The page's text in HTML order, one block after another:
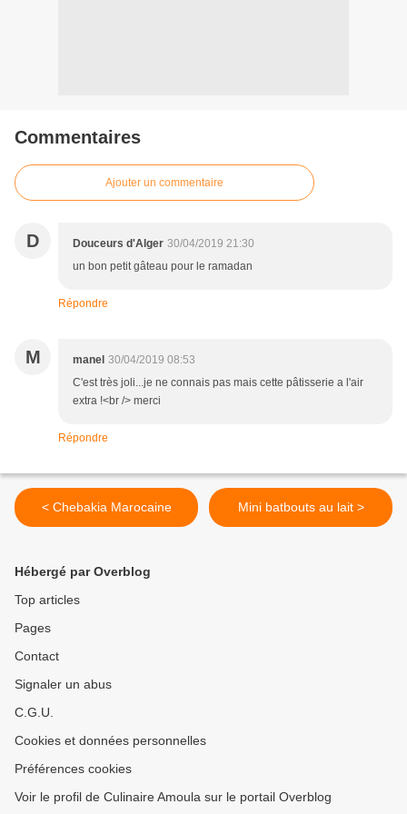
Commentaires
Ajouter un commentaire
D Douceurs d'Alger 30/04/2019 21:30
un bon petit gâteau pour le ramadan
Répondre
M manel 30/04/2019 08:53
C'est très joli...je ne connais pas mais cette pâtisserie a l'air
extra !<br /> merci
Répondre
< Chebakia Marocaine Mini batbouts au lait >
Hébergé par Overblog
Top articles
Pages
Contact
Signaler un abus
C.G.U.
Cookies et données personnelles
Préférences cookies
Voir le profil de Culinaire Amoula sur le portail Overblog